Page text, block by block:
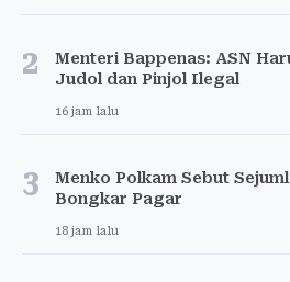
2
Menteri Bappenas: ASN
Judol dan Pinjol Ilegal
16 jam lalu
3
Menko Polkam Sebut
Bongkar Pagar
18 jam lalu